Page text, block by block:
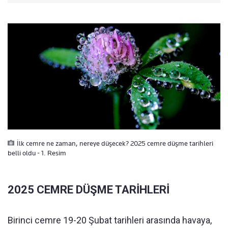
İlk cemre ne zaman, nereye düşecek? 2025 cemre düşme tarihleri
belli oldu - 1. Resim
2025 CEMRE DÜŞME TARİHLERİ
Birinci cemre 19-20 Şubat tarihleri arasında havaya,